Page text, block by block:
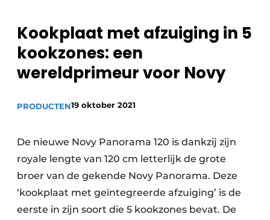
Kookplaat met afzuiging in 5
kookzones: een
wereldprimeur voor Novy
PRODUCTEN19 oktober 2021
De nieuwe Novy Panorama 120 is dankzij zijn
royale lengte van 120 cm letterlijk de grote
broer van de gekende Novy Panorama. Deze
‘kookplaat met geïntegreerde afzuiging’ is de
eerste in zijn soort die 5 kookzones bevat. De